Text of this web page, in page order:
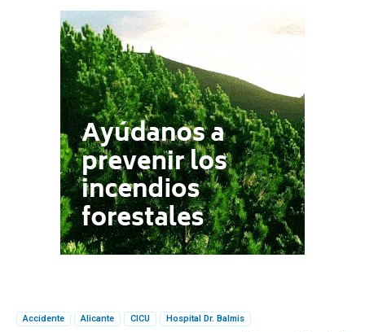
Accidente Alicante CICU
Hospital Dr. Balmis